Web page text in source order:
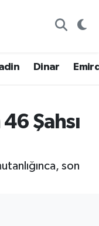
Dinar
Şahsı
son